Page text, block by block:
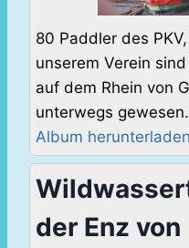
80 Paddler des
unserem Verein
auf dem Rhein von
unterwegs gewesen.
Album herunterladen
der Enz von